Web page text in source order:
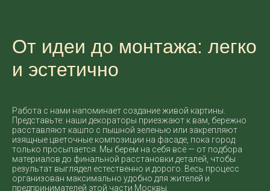
От идеи до монтажа: легко
и эстетично
Работа с нами напоминает создание живой картины.
Представьте: наши декораторы приезжают к вам, бережно
расставляют кашпо с пышной зеленью или закрепляют
изящные цветочные композиции на фасаде, пока город
только просыпается. Мы берем на себя всё — от подбора
материалов до финальной расстановки деталей, чтобы
результат выглядел естественно и дорого. Весь процесс
организован максимально удобно для жителей и
предпринимателей этой части Москвы.